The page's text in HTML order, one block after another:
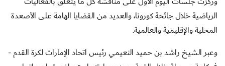
الرياضية خلال جائحة كورونا، والعديد من القضايا الهامة على الأصعدة
المحلية والإقليمية والعالمية.
وعبر الشيخ راشد بن حميد النعيمي رئيس اتحاد الإمارات لكرة القدم -